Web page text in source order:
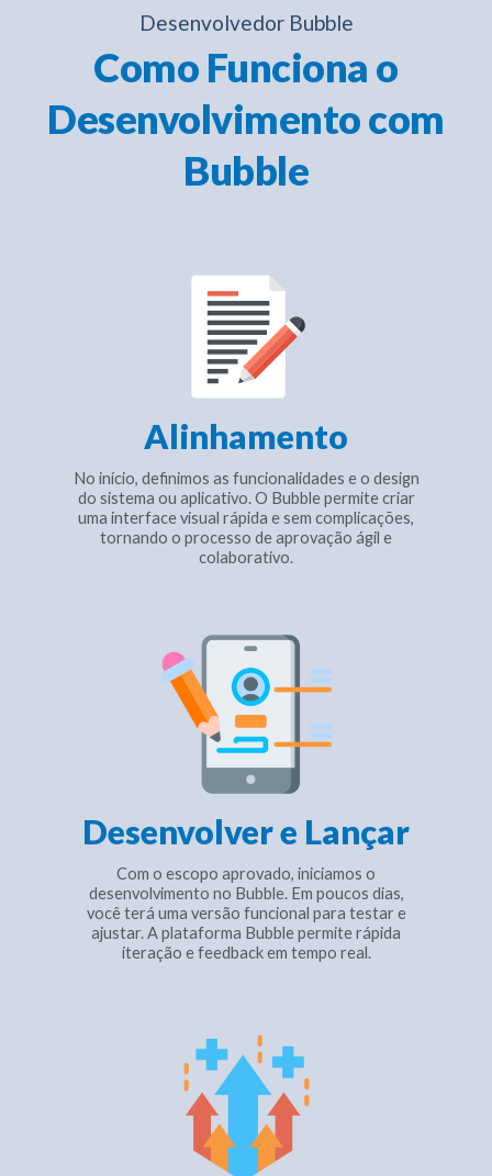
Desenvolvedor Bubble
Como Funciona o
Desenvolvimento com
Bubble
Alinhamento
No início, definimos as funcionalidades e o design
do sistema ou aplicativo. O Bubble permite criar
uma interface visual rápida e sem complicações,
tornando o processo de aprovação ágil e
colaborativo.
Desenvolver e Lançar
Com o escopo aprovado, iniciamos o
desenvolvimento no Bubble. Em poucos dias,
você terá uma versão funcional para testar e
ajustar. A plataforma Bubble permite rápida
iteração e feedback em tempo real.